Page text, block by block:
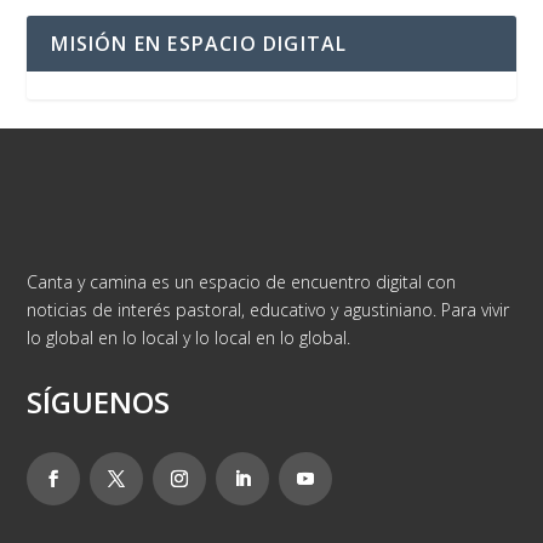
MISIÓN EN ESPACIO DIGITAL
Canta y camina es un espacio de encuentro digital con
noticias de interés pastoral, educativo y agustiniano. Para vivir
lo global en lo local y lo local en lo global.
SÍGUENOS